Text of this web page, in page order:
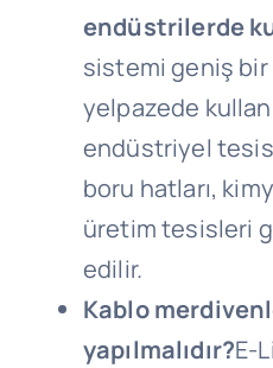
endüstrilerde
sistemi geniş
yelpazede
endüstriyel
boru hatları,
üretim tesisleri
edilir.
Kablo
yapılmalıdır?E-